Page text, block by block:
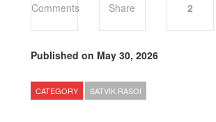
Comments Share 2
Published on May 30, 2026
CATEGORY SATVIK RASOI